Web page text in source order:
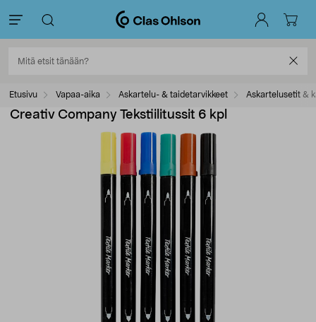
Etusivu Vapaa-aika Askartelu- & taidetarvikkeet Askartelusetit &
Creativ Company Tekstiilitussit 6 kpl